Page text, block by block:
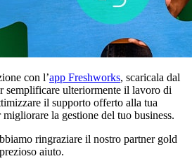
con l’app Freshworks, scaricala dal
semplificare ulteriormente il lavoro di
il supporto offerto alla tua
la gestione del tuo business.
ringraziare il nostro partner gold
aiuto.